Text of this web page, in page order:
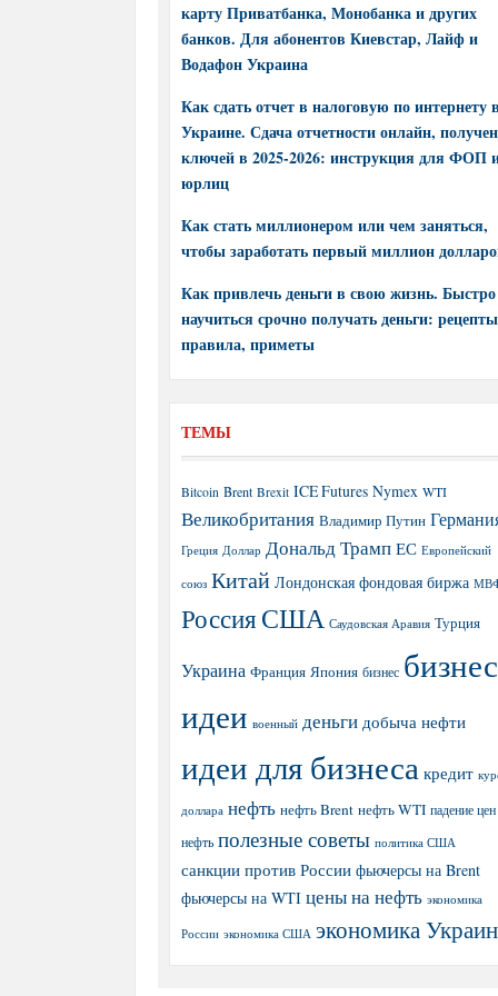
карту Приватбанка, Монобанка и других
банков. Для абонентов Киевстар, Лайф и
Водафон Украина
Как сдать отчет в налоговую по интернету в
Украине. Сдача отчетности онлайн,
ключей в 2025-2026: инструкция для ФОП
юрлиц
Как стать миллионером или чем заняться,
чтобы заработать первый миллион
Как привлечь деньги в свою жизнь. Быстро
научиться срочно получать деньги:
правила, приметы
ТЕМЫ
Bitcoin Brent Brexit ICE Futures Nymex WTI
Великобритания Владимир Путин
Греция Доллар Дональд Трамп ЕС Европейский
союз Китай Лондонская фондовая биржа
РоссияСША Саудовская Аравия Турция
Украина Франция Япония бизнес бизнес
идеи военный деньги добыча нефти
идеи для бизнеса кредит
доллара нефть нефть Brent нефть WTI падение
нефть полезные советы политика США
санкции против России фьючерсы на Brent
фьючерсы на WTI цены на нефть экономика
России экономика США экономика